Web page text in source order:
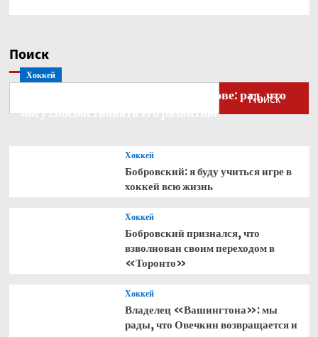
Поиск
Поиск
Хоккей
Бобровский — о голкипере Ахтямове: рад, что
могу способствовать его развитию
Хоккей
Бобровский: я буду учиться игре в
хоккей всю жизнь
Хоккей
Бобровский признался, что
взволнован своим переходом в
«Торонто»
Хоккей
Владелец «Вашингтона»: мы
рады, что Овечкин возвращается и